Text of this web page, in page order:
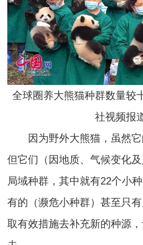
全球圈养大熊猫种群数量较
社视频报
因为野外大熊猫，虽然
但它们（因地质、气候变化
局域种群，其中就有22个小
有的（濒危小种群）甚至只
取有效措施去补充新的种源